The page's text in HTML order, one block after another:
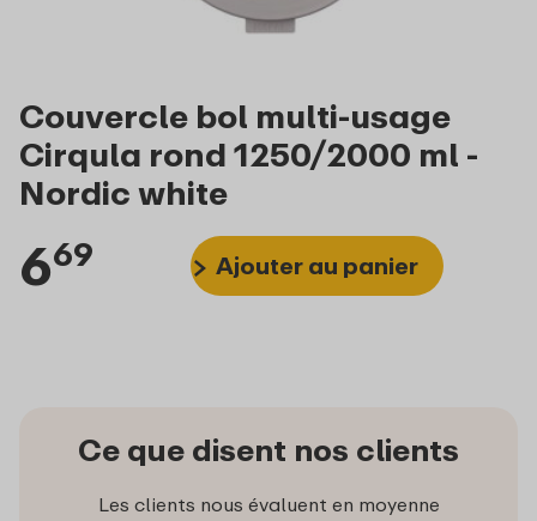
Couvercle bol multi-usage
Cirqula rond 1250/2000 ml -
Nordic white
669 Ajouter au panier
Ce que disent nos clients
Les clients nous évaluent en moyenne